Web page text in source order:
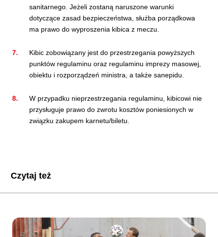
sanitarnego. Jeżeli zostaną naruszone warunki
dotyczące zasad bezpieczeństwa, służba porządkowa
ma prawo do wyproszenia kibica z meczu.
Kibic zobowiązany jest do przestrzegania powyższych
punktów regulaminu oraz regulaminu imprezy masowej,
obiektu i rozporządzeń ministra, a także sanepidu.
W przypadku nieprzestrzegania regulaminu, kibicowi nie
przysługuje prawo do zwrotu kosztów poniesionych w
związku zakupem karnetu/biletu.
Czytaj też